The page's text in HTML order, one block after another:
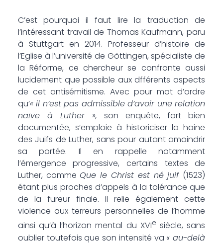
C’est pourquoi il faut lire la traduction de
l’intéressant travail de Thomas Kaufmann, paru
à Stuttgart en 2014. Professeur d’histoire de
l’Eglise à l’université de Göttingen, spécialiste de
la Réforme, ce chercheur se confronte aussi
lucidement que possible aux dfférents aspects
de cet antisémitisme. Avec pour mot d’ordre
qu’« il n’est pas admissible d’avoir une relation
naïve à Luther », son enquête, fort bien
documentée, s’emploie à historiciser la haine
des Juifs de Luther, sans pour autant amoindrir
sa portée. Il en rappelle notamment
l’émergence progressive, certains textes de
Luther, comme Que le Christ est né juif (1523)
étant plus proches d’appels à la tolérance que
de la fureur finale. Il relie également cette
violence aux terreurs personnelles de l’homme
ainsi qu’à l’horizon mental du XVIe siècle, sans
oublier toutefois que son intensité va « au-delà